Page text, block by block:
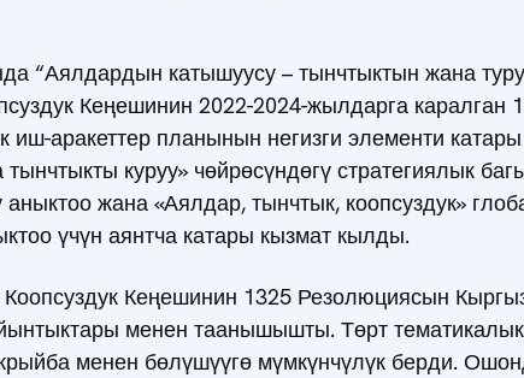
“Аялдардын катышуусу – тынчтыктын жана
Кеңешинин 2022-2024-жылдарга каралган
аракеттер планынын негизги элементи катары
куруу» чөйрөсүндөгү стратегиялык
жана «Аялдар, тынчтык, коопсуздук»
үчүн аянтча катары кызмат кылды.
Кеңешинин 1325 Резолюциясын
менен таанышышты. Төрт тематикалык
менен бөлүшүүгө мүмкүнчүлүк берди.